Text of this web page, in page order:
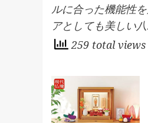
ルに合った機能性
アとしても美しい
259 total views